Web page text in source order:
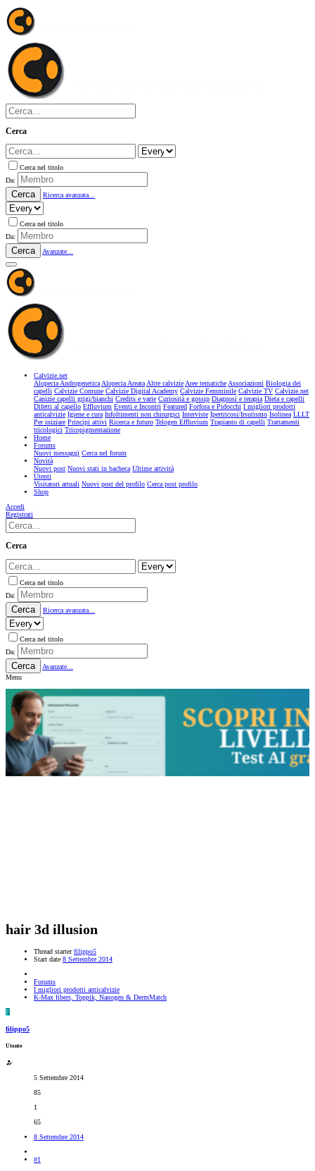
Cerca
Cerca nel titolo
Da:
Cerca Ricerca avanzata...
Cerca nel titolo
Da:
Cerca Avanzate...
Calvizie.net
Alopecia AndrogeneticaAlopecia AreataAltre calvizieAree tematicheAssociazioni Biologia dei
capelli Calvizie Comune Calvizie Digital Academy Calvizie Femminile Calvizie TV Calvizie.net
Canizie capelli grigi/bianchi Credits e varie Curiosità e gossip Diagnosi e terapia Dieta e capelli
Difetti al capello Effluvium Eventi e Incontri Featured Forfora e Pidocchi I migliori prodotti
anticalvizie Igiene e cura Infoltimenti non chirurgici Interviste Ipertricosi/Irsutismo Isolinea LLLT
Per iniziare Principi attivi Ricerca e futuro Telogen Effluvium Trapianto di capelli Trattamenti
tricologici Tricopigmentazione
Home
Forums
Nuovi messaggi Cerca nel forum
Novità
Nuovi post Nuovi stati in bacheca Ultime attività
Utenti
Visitatori attuali Nuovi post del profilo Cerca post profilo
Shop
Accedi
Registrati
Cerca
Cerca nel titolo
Da:
Cerca Ricerca avanzata...
Cerca nel titolo
Da:
Cerca
Avanzate...
Menu
hair 3d illusion
Thread starter filippo5
Start date 8 Settembre 2014
Forums
I migliori prodotti anticalvizie
K-Max fibers, Toppik, Nanogen & DermMatch
F
filippo5
Utente
5 Settembre 2014
85
1
65
8 Settembre 2014
#1